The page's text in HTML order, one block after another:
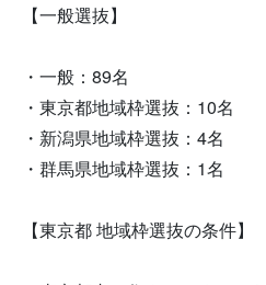
【一般選抜】
・一般：89名
・東京都地域枠選抜：10名
・新潟県地域枠選抜：4名
・群馬県地域枠選抜：1名
【東京都 地域枠選抜の条件】